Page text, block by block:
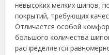
невысоких мелких шипов,
покрытий, требующих
Отличается особой
большого количества
распределяется